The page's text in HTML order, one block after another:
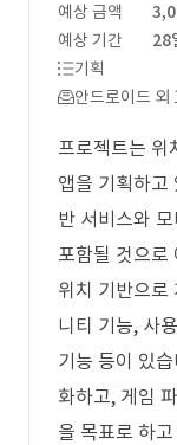
예상 금액
예상 기간
28
기획
안드로이드 외
프로젝트는 위
앱을 기획하고
반 서비스와
포함될 것으로
위치 기반으로
니티 기능, 사
기능 등이 있
화하고, 게임
을 목표로 하